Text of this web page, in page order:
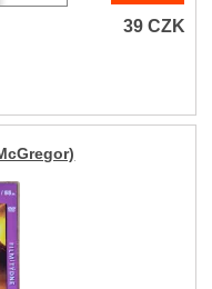
39CZK